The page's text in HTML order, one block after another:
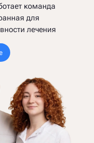
команда
для
лечения